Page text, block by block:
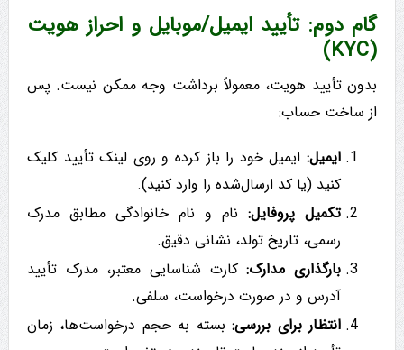
گام دوم: تأیید ایمیل/موبایل و احراز هویت
(KYC)
بدون تأیید هویت، معمولاً برداشت وجه ممکن نیست. پس
از ساخت حساب:
ایمیل:ایمیل خود را باز کرده و روی لینک تأیید کلیک
کنید (یا کد ارسال‌شده را وارد کنید).
تکمیل پروفایل:نام و نام خانوادگی مطابق مدرک
رسمی، تاریخ تولد، نشانی دقیق.
بارگذاری مدارک:کارت شناسایی معتبر، مدرک تأیید
آدرس و در صورت درخواست، سلفی.
انتظار برای بررسی:بسته به حجم درخواست‌ها، زمان